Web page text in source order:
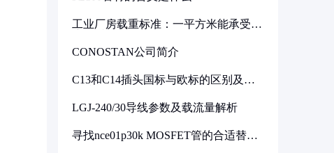
工业厂房载重标准：一平方米能承受多
CONOSTAN公司简介
C13和C14插头国标与欧标的区别及其
LGJ-240/30导线参数及载流量解析
寻找nce01p30k MOSFET管的合适替代